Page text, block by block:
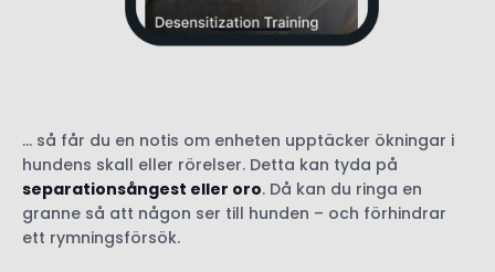
… så får du en notis om enheten upptäcker ökningar i
hundens skall eller rörelser. Detta kan tyda på
separationsångest eller oro. Då kan du ringa en
granne så att någon ser till hunden – och förhindrar
ett rymningsförsök.